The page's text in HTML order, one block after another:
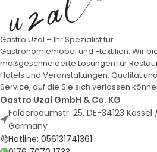
Gastro Uzal – Ihr Spezialist für
Gastronomiemöbel und -textilien. Wir
maßgeschneiderte Lösungen für
Hotels und Veranstaltungen. Qualität und
Service, auf die Sie sich verlassen
Gastro Uzal GmbH & Co. KG
Falderbaumstr. 25, DE-34123 Kassel
Germany
Hotline: 056131741361